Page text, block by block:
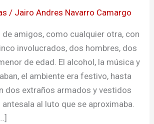
/ Jairo Andres Navarro Camargo
de amigos, como cualquier otra, con
involucrados, dos hombres, dos
de edad. El alcohol, la música y
el ambiente era festivo, hasta
dos extraños armados y vestidos
al luto que se aproximaba.